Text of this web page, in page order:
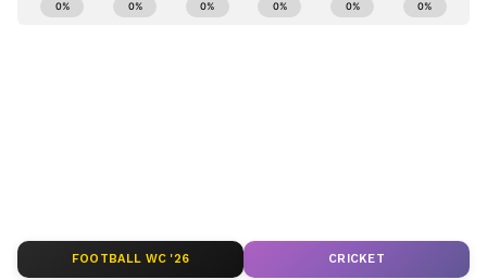
FOOTBALL WC '26 CRICKET